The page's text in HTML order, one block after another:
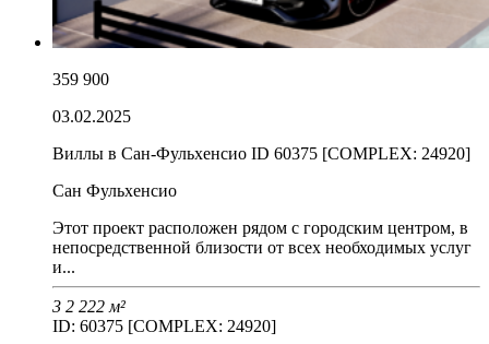
359 900
03.02.2025
Виллы в Сан-Фульхенсио ID 60375 [COMPLEX: 24920]
Сан Фульхенсио
Этот проект расположен рядом с городским центром, в
непосредственной близости от всех необходимых услуг
и...
3 2 222 м²
ID: 60375 [COMPLEX: 24920]